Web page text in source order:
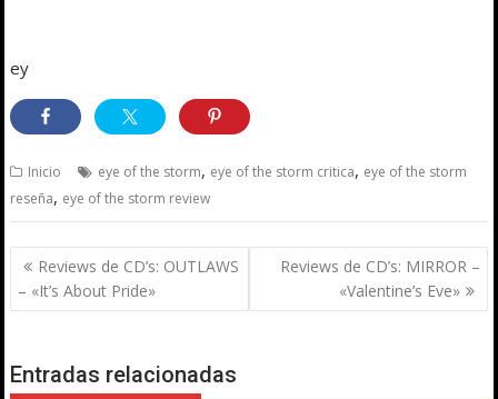
ey
Inicio eye of the storm, eye of the storm critica, eye of the storm
reseña, eye of the storm review
Navegación
de
entradas
Reviews de CD’s: OUTLAWS
– «It’s About Pride»
Reviews de CD’s: MIRROR –
«Valentine’s Eve»
Entradas relacionadas